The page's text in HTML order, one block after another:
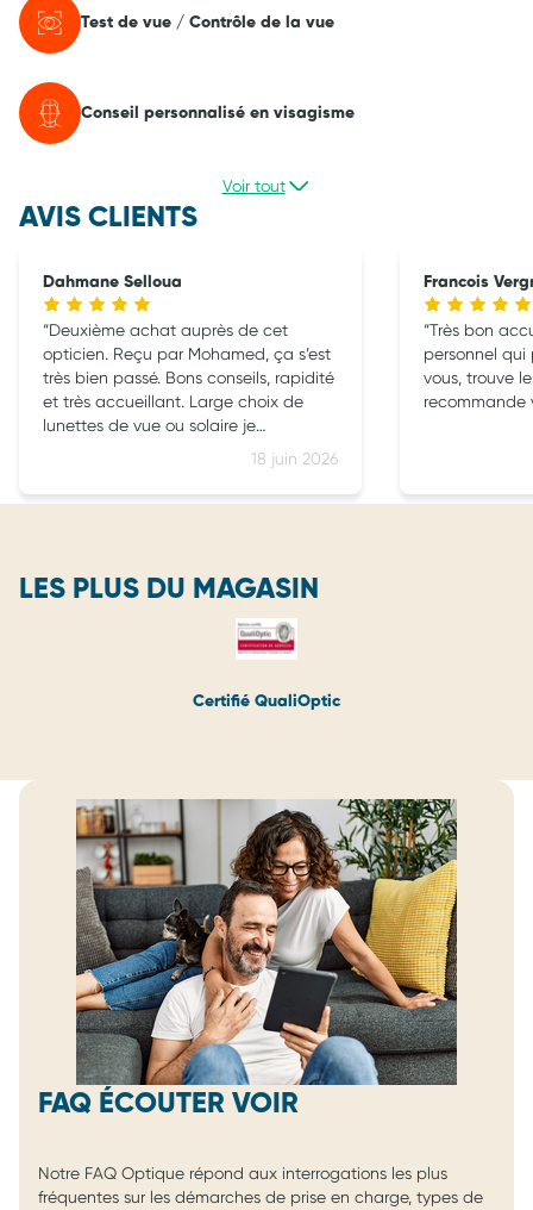
Test de vue / Contrôle de la vue
Conseil personnalisé en visagisme
Voir tout
AVIS CLIENTS
Dahmane Selloua
18 juin 2026
Deuxième achat auprès de cet
opticien. Reçu par Mohamed, ça s’est
très bien passé. Bons conseils, rapidité
et très accueillant. Large choix de
lunettes de vue ou solaire je
Francois
Très bon
personnel
vous, trouve
recommande
LES PLUS DU MAGASIN
Certifié QualiOptic
FAQ ÉCOUTER VOIR
Notre FAQ Optique répond aux interrogations les plus
fréquentes sur les démarches de prise en charge, types de